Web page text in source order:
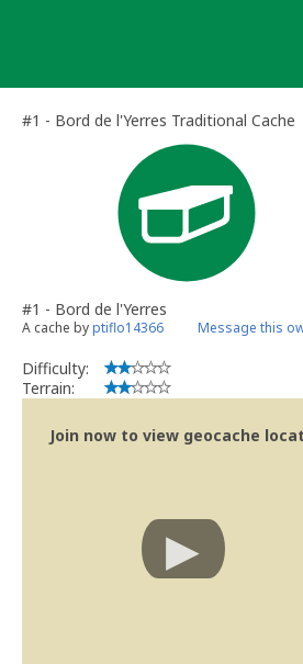
#1 - Bord de l'Yerres Traditional Cache
#1 - Bord de l'Yerres
A cache byptiflo14366 Message this
Difficulty:
Terrain:
Join now to view geocache